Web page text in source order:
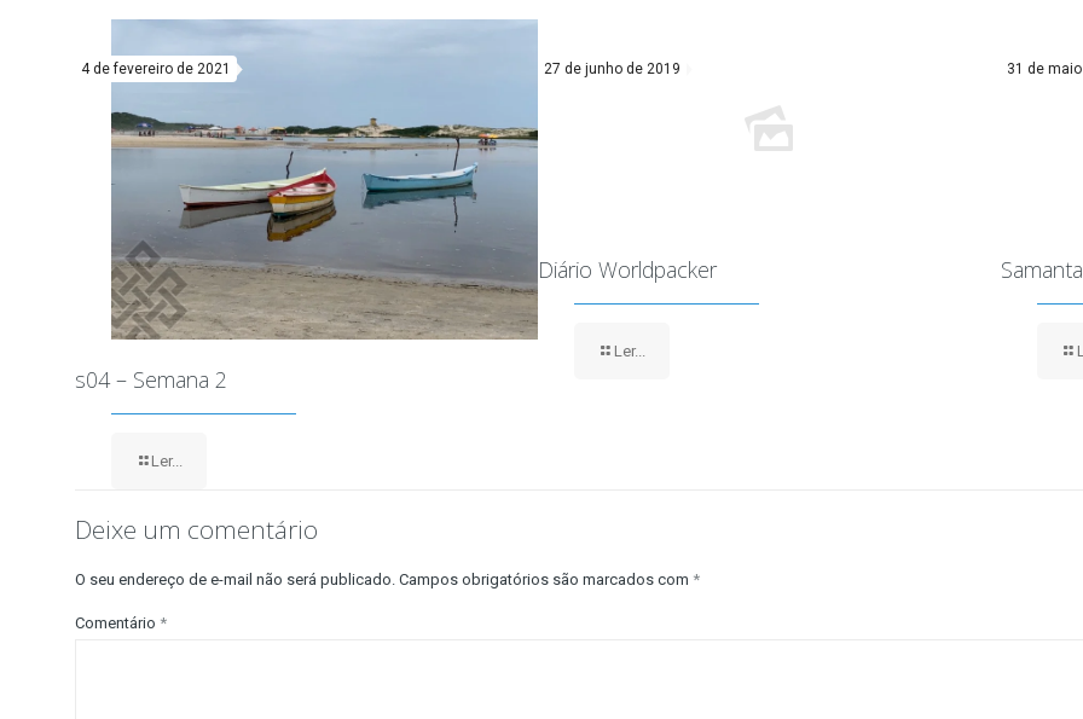
4 de fevereiro de 2021
s04 – Semana 2
Ler...
27 de junho de 2019
Diário Worldpacker
Ler...
31 de
Deixe um comentário
O seu endereço de e-mail não será publicado. Campos obrigatórios são marcados com *
Comentário *